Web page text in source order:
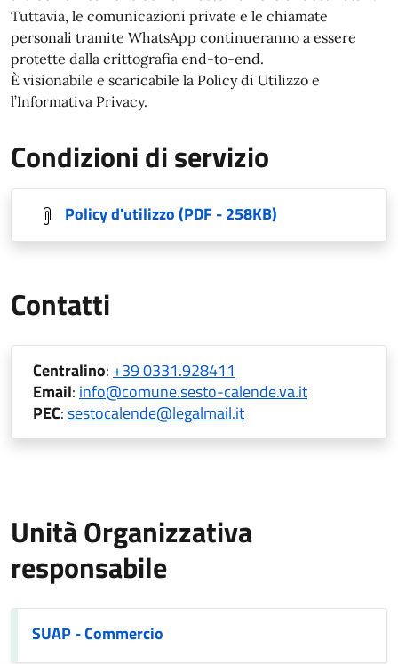
Tuttavia, le comunicazioni private e le chiamate
personali tramite WhatsApp continueranno a essere
protette dalla crittografia end-to-end.
È visionabile e scaricabile la Policy di Utilizzo e
l’Informativa Privacy.
Condizioni di servizio
Policy d'utilizzo(PDF - 258KB)
Contatti
Centralino: +39 0331.928411
Email: info@comune.sesto-calende.va.it
PEC:sestocalende@legalmail.it
Unità Organizzativa
responsabile
SUAP - Commercio